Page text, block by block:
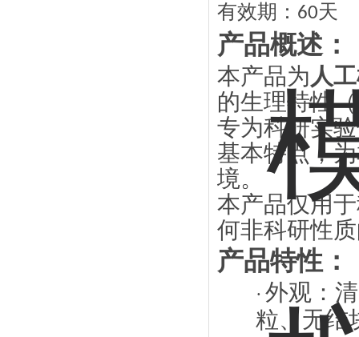
有效期： 60天
产品概述：
本产品为 人
的生理特性
专为科研实
基本特点 ，
境。
本产品仅用
何非科研性
产品特性：
· 外观：
粒、无结